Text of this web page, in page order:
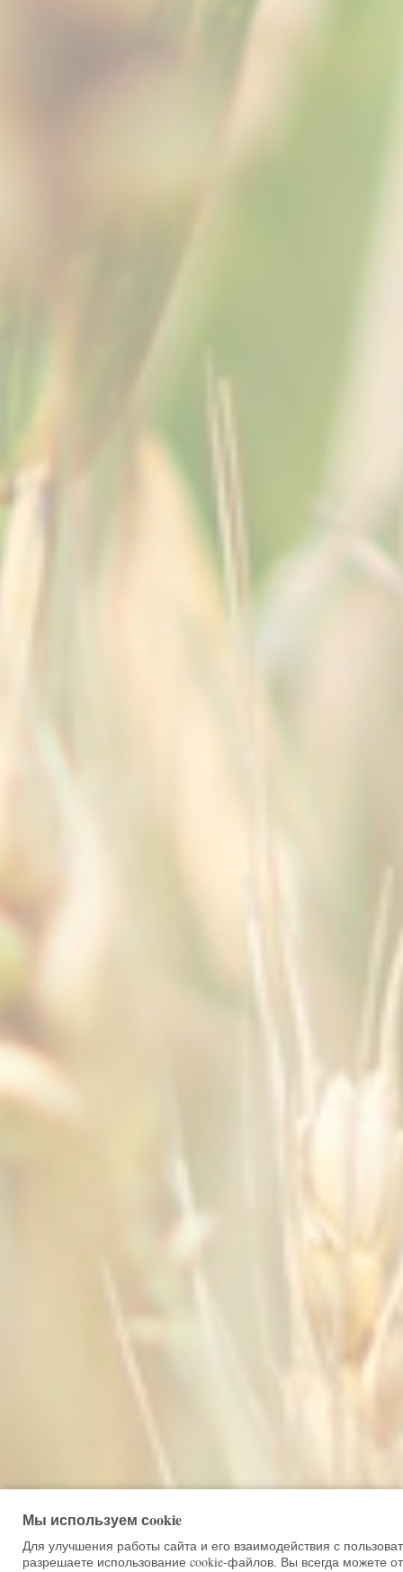
Мы используем сookie
Для улучшения работы сайта и его взаимодействия с
разрешаете использование cookie-файлов. Вы всегда можете